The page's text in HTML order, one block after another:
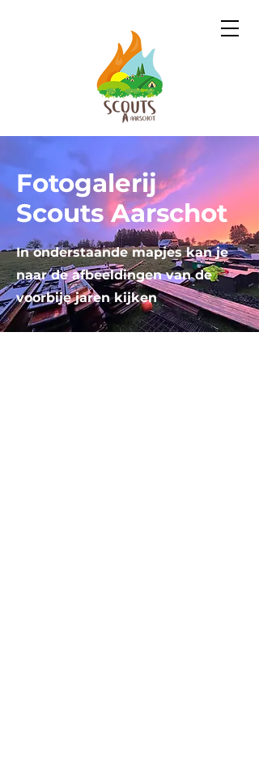
Fotogalerij
Scouts Aarschot
In onderstaande mapjes kan je
naar de afbeeldingen van de
voorbije jaren kijken